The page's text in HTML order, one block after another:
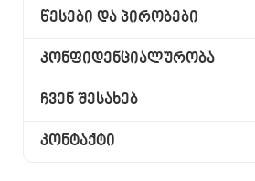
წესები და პირობები
კონფიდენციალურობა
ჩვენ შესახებ
კონტაქტი